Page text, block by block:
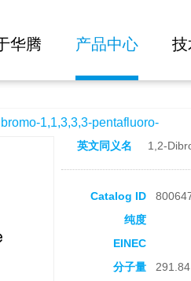
华腾 产品中心 技
1,1,3,3,3-pentafluoro-
英文同义名 1,2-
Catalog ID
纯度
EINEC
分子量 291.84